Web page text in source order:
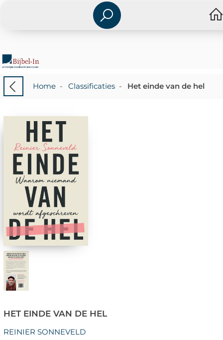
Home- Classificaties- Het einde van de hel
HET EINDE VAN DE HEL
REINIER SONNEVELD